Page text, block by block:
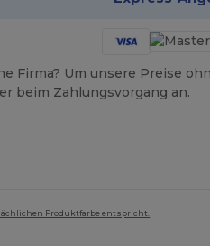
Firma? Um unsere Preise
beim Zahlungsvorgang an.
Produktfarbe entspricht.